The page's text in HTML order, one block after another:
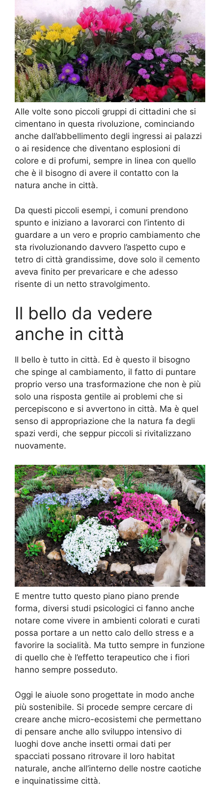
Alle volte sono piccoli gruppi di cittadini che si
cimentano in questa rivoluzione, cominciando
anche dall’abbellimento degli ingressi ai palazzi
o ai residence che diventano esplosioni di
colore e di profumi, sempre in linea con quello
che è il bisogno di avere il contatto con la
natura anche in città.
Da questi piccoli esempi, i comuni prendono
spunto e iniziano a lavorarci con l’intento di
guardare a un vero e proprio cambiamento che
sta rivoluzionando davvero l’aspetto cupo e
tetro di città grandissime, dove solo il cemento
aveva finito per prevaricare e che adesso
risente di un netto stravolgimento.
Il bello da vedere
anche in città
Il bello è tutto in città. Ed è questo il bisogno
che spinge al cambiamento, il fatto di puntare
proprio verso una trasformazione che non è più
solo una risposta gentile ai problemi che si
percepiscono e si avvertono in città. Ma è quel
senso di appropriazione che la natura fa degli
spazi verdi, che seppur piccoli si rivitalizzano
nuovamente.
E mentre tutto questo piano piano prende
forma, diversi studi psicologici ci fanno anche
notare come vivere in ambienti colorati e curati
possa portare a un netto calo dello stress e a
favorire la socialità. Ma tutto sempre in funzione
di quello che è l’effetto terapeutico che i fiori
hanno sempre posseduto.
Oggi le aiuole sono progettate in modo anche
più sostenibile. Si procede sempre cercare di
creare anche micro-ecosistemi che permettano
di pensare anche allo sviluppo intensivo di
luoghi dove anche insetti ormai dati per
spacciati possano ritrovare il loro habitat
naturale, anche all’interno delle nostre caotiche
e inquinatissime città.